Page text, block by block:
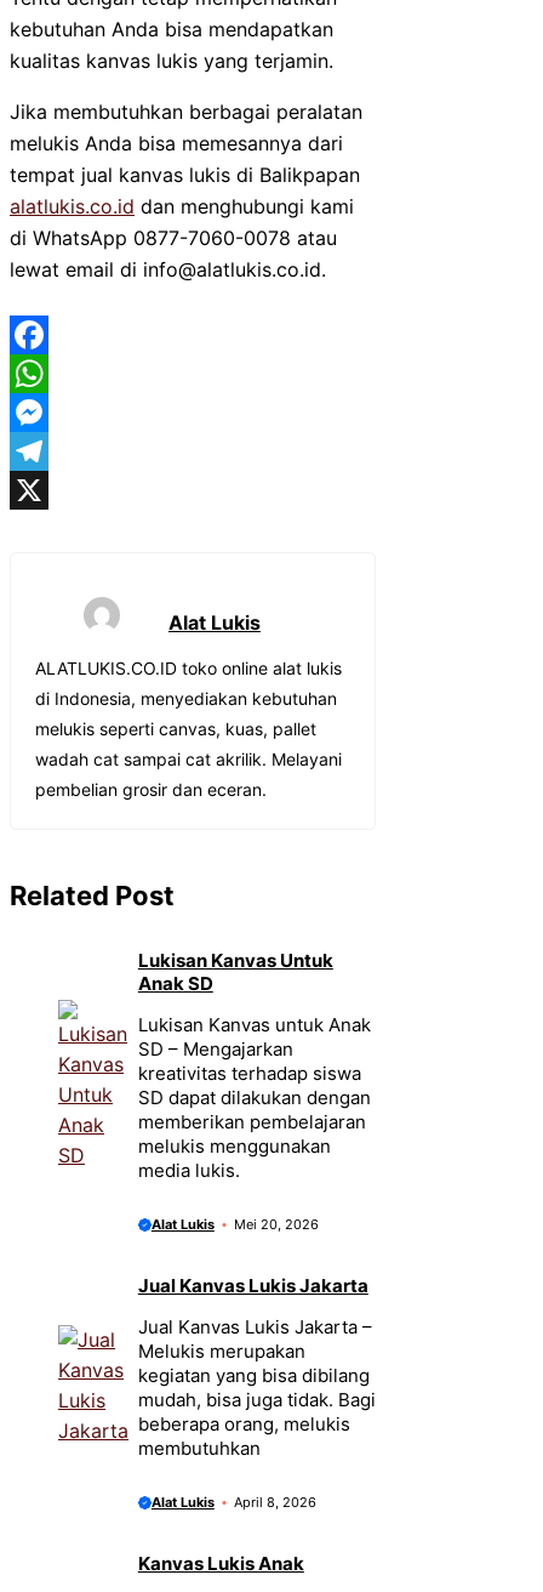
kebutuhan Anda bisa mendapatkan
kualitas kanvas lukis yang terjamin.
Jika membutuhkan berbagai peralatan
melukis Anda bisa memesannya dari
tempat jual kanvas lukis di Balikpapan
alatlukis.co.id dan menghubungi kami
di WhatsApp 0877-7060-0078 atau
lewat email di info@alatlukis.co.id.
Facebook
WhatsApp
Messenger
Telegram
Alat Lukis
ALATLUKIS.CO.ID toko online alat lukis
di Indonesia, menyediakan kebutuhan
melukis seperti canvas, kuas, pallet
wadah cat sampai cat akrilik. Melayani
pembelian grosir dan eceran.
Related Post
Lukisan Kanvas Untuk
Anak SD
Lukisan Kanvas untuk Anak
SD – Mengajarkan
kreativitas terhadap siswa
SD dapat dilakukan dengan
memberikan pembelajaran
melukis menggunakan
media lukis.
Alat Lukis Mei 20, 2026
Jual Kanvas Lukis Jakarta
Jual Kanvas Lukis Jakarta –
Melukis merupakan
kegiatan yang bisa dibilang
mudah, bisa juga tidak. Bagi
beberapa orang, melukis
membutuhkan
Alat Lukis April 8, 2026
Kanvas Lukis Anak